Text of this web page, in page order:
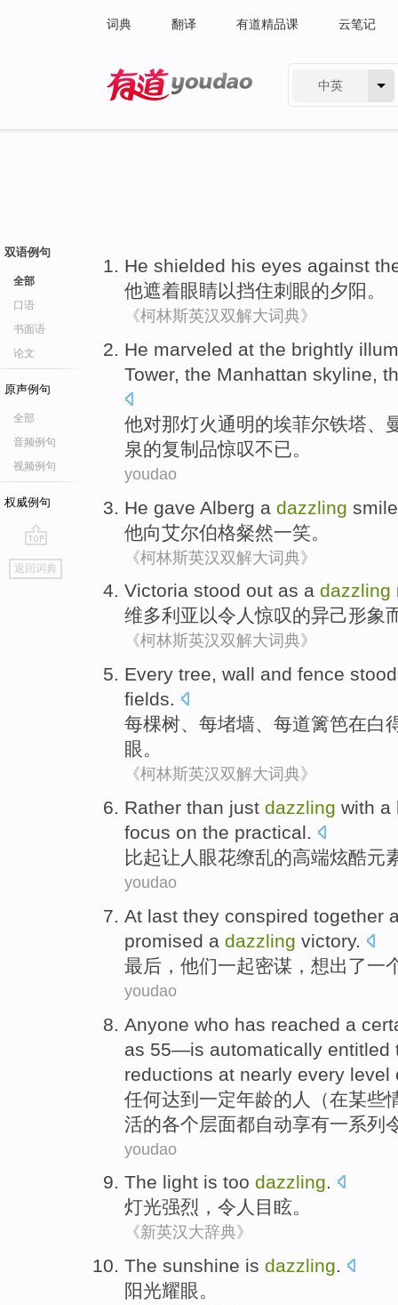
词典 翻译 有道精品课 云笔记
中英
双语例句
全部
口语
书面语
论文
原声例句
全部
音频例句
视频例句
权威例句
go
top
返回词典
He shielded his eyes against
他遮着眼睛以挡住刺眼的夕阳。
《柯林斯英汉双解大词典》
He marveled at the brightly
Tower, the Manhattan skyline,
他对那灯火通明的埃菲尔铁塔、
泉的复制品惊叹不已。
youdao
He gave Alberg a dazzling smile
他向艾尔伯格粲然一笑 。
《柯林斯英汉双解大词典》
Victoria stood out as a dazzling
维多利亚 以令人惊叹的异己形象
《柯林斯英汉双解大词典》
Every tree, wall and fence
fields.
每棵树、每堵墙、每道篱笆在白
眼。
《柯林斯英汉双解大词典》
Rather than just dazzling with a
focus on the practical.
比起让 人眼花缭乱的高端炫酷元
youdao
At last they conspired together
promised a dazzling victory.
最后 ， 他们一起密谋 ， 想出了一
youdao
Anyone who has reached a
as 55—is automatically entitled
reductions at nearly every level
任何达到 一定年龄的 人 （在某些
活的各个层面都自动享有一系列
youdao
The light is too dazzling.
灯光强烈，令人 目眩。
《新英汉大辞典》
The sunshine is dazzling.
阳光耀眼。